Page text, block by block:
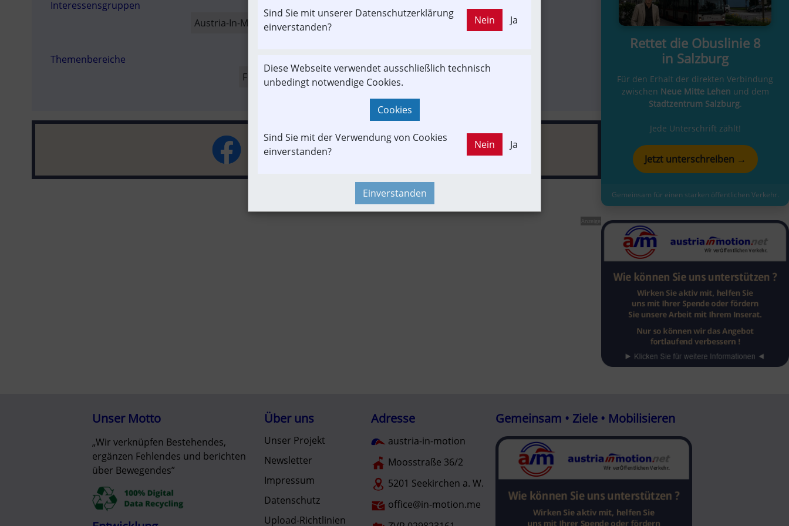
SOLD OUT
Interessensgruppen
Austria-In-Motion
Baustelle Fahrgast
Themenbereiche
Fuß & Rad
Newslink Time-Event
Rettet die Obuslinie 8
in Salzburg
Für den Erhalt der direkten Verbindung
zwischen Neue Mitte Lehen und dem
Stadtzentrum Salzburg.
Jede Unterschrift zählt!
Jetzt unterschreiben →
Gemeinsam für einen starken öffentlichen Verkehr.
Anzeige
Unser Motto
„Wir verknüpfen Bestehendes,
ergänzen Fehlendes und berichten
über Bewegendes”
Über uns
Unser Projekt
Newsletter
Impressum
Datenschutz
Upload-Richtlinien
Adresse
austria-in-motion
Moosstraße 36/2
5201 Seekirchen a. W.
office@in-motion.me
Gemeinsam • Ziele • Mobilisieren
Sind Sie mit unserer Datenschutzerklärung
einverstanden?
Nein Ja
Diese Webseite verwendet ausschließlich technisch
unbedingt notwendige Cookies.
Cookies
Sind Sie mit der Verwendung von Cookies
einverstanden?
Nein Ja
Einverstanden